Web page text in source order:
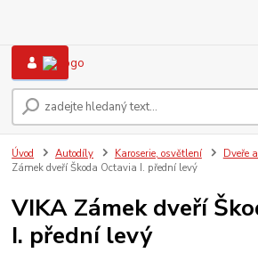
Úvod Autodíly Karoserie, osvětlení Dveře
Zámek dveří Škoda Octavia I. přední levý
VIKA Zámek dveří
I. přední levý